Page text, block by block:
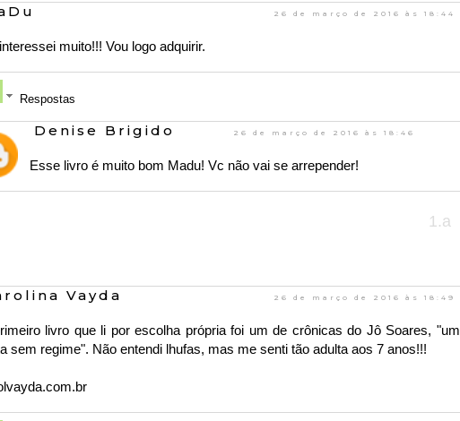
26 de março de 2016 às 18:44
muito!!! Vou logo adquirir.
Respostas
Denise Brigido 26 de março de 2016 às 18:46
Esse livro é muito bom Madu! Vc não vai se arrepender!
Vayda 26 de março de 2016 às 18:49
livro que li por escolha própria foi um de crônicas do Jô Soares, "um
sem regime". Não entendi lhufas, mas me senti tão adulta aos 7 anos!!!